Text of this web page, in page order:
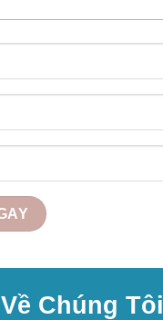
Về Chúng Tôi